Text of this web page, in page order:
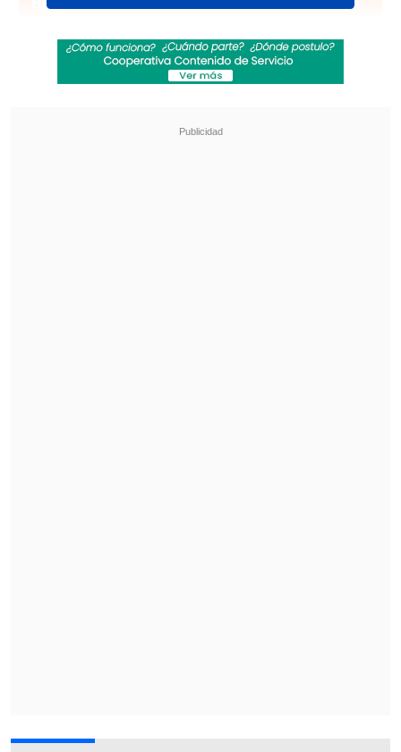
¿Qué partido será transmitido por TV abierta
en la fecha 18 de la Liga de Primera?